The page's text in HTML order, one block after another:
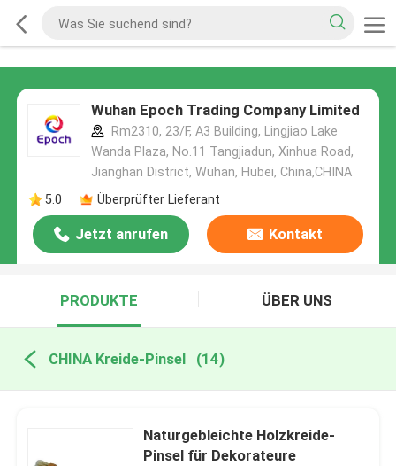
Wuhan Epoch Trading Company Limited
Rm2310, 23/F, A3 Building, Lingjiao Lake
Wanda Plaza, No.11 Tangjiadun, Xinhua Road,
Jianghan District, Wuhan, Hubei, China,CHINA
5.0
Überprüfter Lieferant
Jetzt anrufen Kontakt
PRODUKTE ÜBER UNS
CHINA Kreide-Pinsel (14)
Naturgebleichte Holzkreide-
Pinsel für Dekorateure